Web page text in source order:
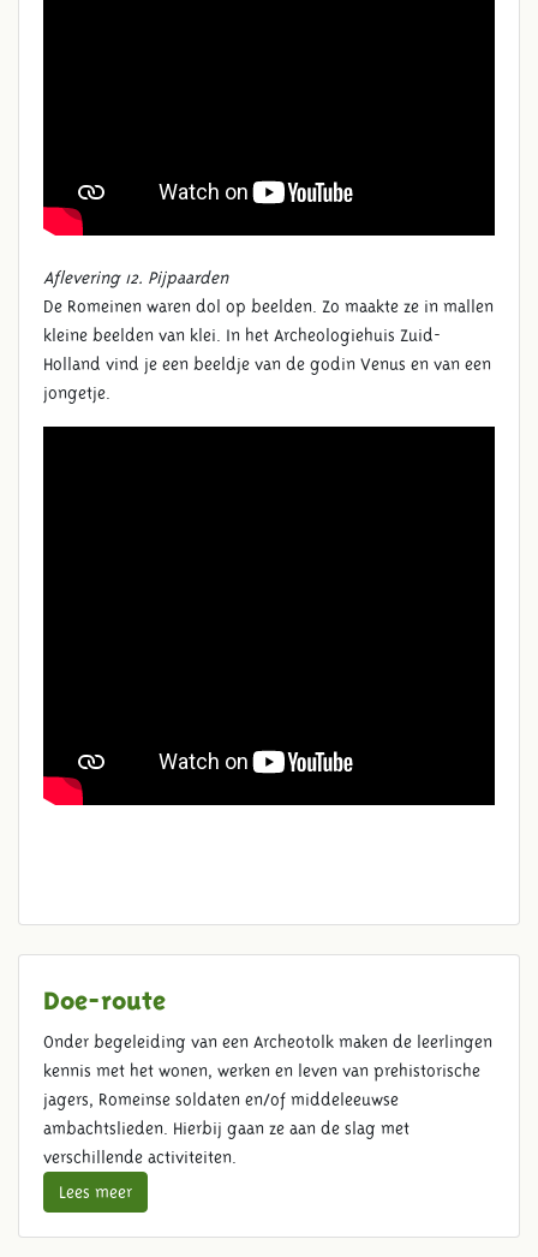
Aflevering 12. Pijpaarden
De Romeinen waren dol op beelden. Zo maakte ze in mallen
kleine beelden van klei. In het Archeologiehuis Zuid-
Holland vind je een beeldje van de godin Venus en van een
jongetje.
Doe-route
Onder begeleiding van een Archeotolk maken de leerlingen
kennis met het wonen, werken en leven van prehistorische
jagers, Romeinse soldaten en/of middeleeuwse
ambachtslieden. Hierbij gaan ze aan de slag met
verschillende activiteiten.
Lees meer